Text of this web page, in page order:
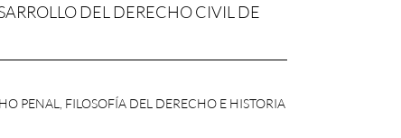
DEL DERECHO CIVIL DE
PENAL, FILOSOFÍA DEL DERECHO E HISTORIA